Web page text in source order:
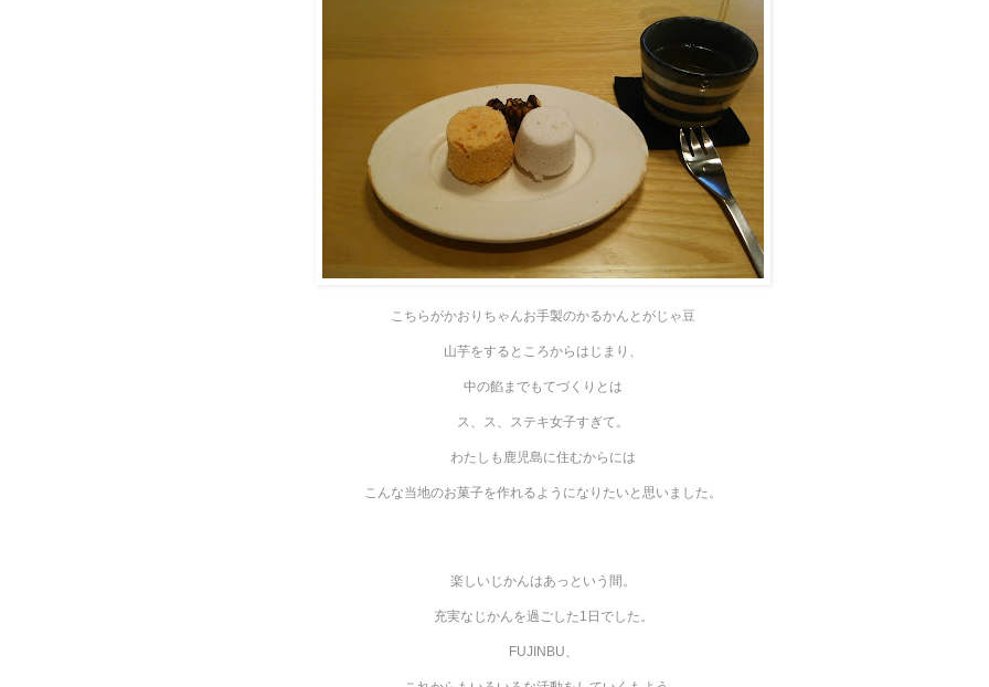
こちらがかおりちゃんお手製のかるかんとがじゃ豆
山芋をするところからはじまり、
中の餡までもてづくりとは
ス、ス、ステキ女子すぎて。
わたしも鹿児島に住むからには
こんな当地のお菓子を作れるようになりたいと思いました。
楽しいじかんはあっという間。
充実なじかんを過ごした1日でした。
FUJINBU、